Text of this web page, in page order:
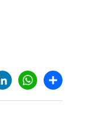
LinkedInWhatsApp
Share